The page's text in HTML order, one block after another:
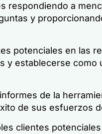
respondiendo a
y
potenciales en las
y establecerse como
de la
de sus esfuerzos
clientes